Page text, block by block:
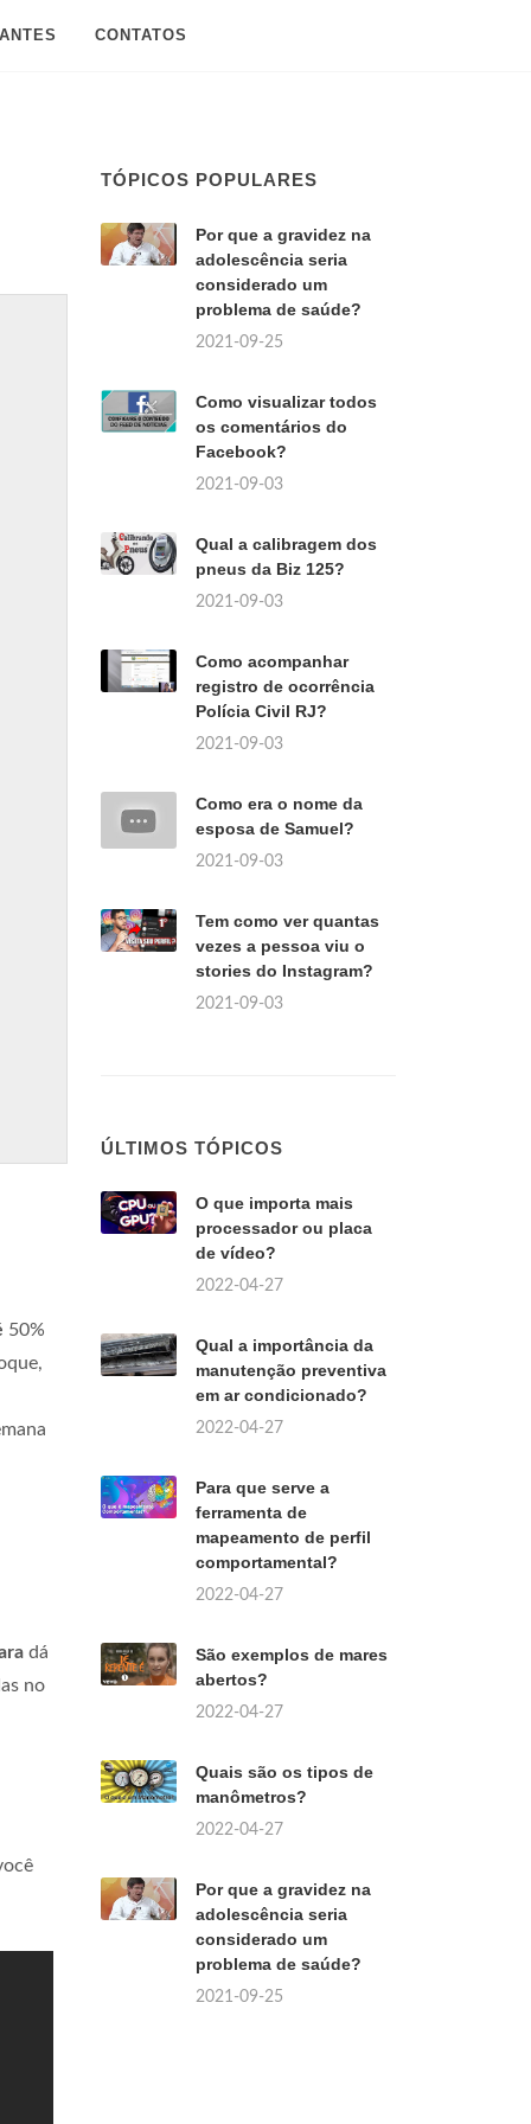
CONTATOS
50%
dá
no
TÓPICOS POPULARES
Por que a gravidez na
adolescência seria
considerado um
problema de saúde?
2021-09-25
Como visualizar todos
os comentários do
Facebook?
2021-09-03
Qual a calibragem dos
pneus da Biz 125?
2021-09-03
Como acompanhar
registro de ocorrência
Polícia Civil RJ?
2021-09-03
Como era o nome da
esposa de Samuel?
2021-09-03
Tem como ver quantas
vezes a pessoa viu o
stories do Instagram?
2021-09-03
ÚLTIMOS TÓPICOS
O que importa mais
processador ou placa
de vídeo?
2022-04-27
Qual a importância da
manutenção preventiva
em ar condicionado?
2022-04-27
Para que serve a
ferramenta de
mapeamento de perfil
comportamental?
2022-04-27
São exemplos de mares
abertos?
2022-04-27
Quais são os tipos de
manômetros?
2022-04-27
Por que a gravidez na
adolescência seria
considerado um
problema de saúde?
2021-09-25